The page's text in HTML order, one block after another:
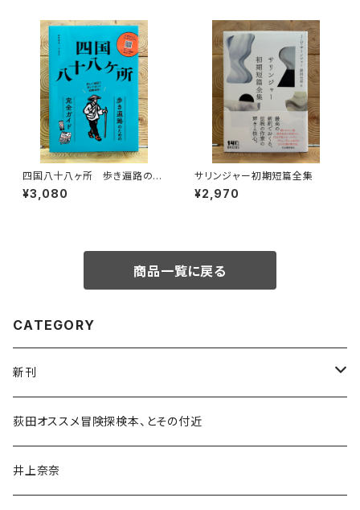
四国八十八ヶ所 歩き遍路のた
めの完全ガイド
¥3,080
サリンジャー初期短篇全集
¥2,970
商品一覧に戻る
CATEGORY
新刊
和書
文学・小説・物語
荻田オススメ冒険探検本、とその付近
井上奈奈